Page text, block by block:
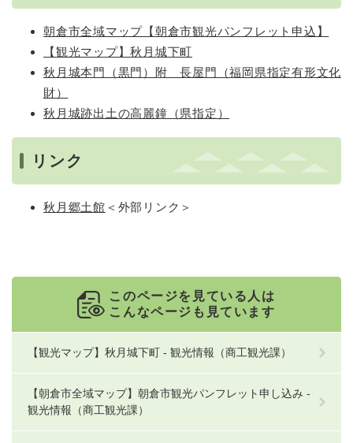
朝倉市全域マップ【朝倉市観光パンフレット申込】
【観光マップ】秋月城下町
秋月城本門（黒門）附 長屋門（福岡県指定有形文化
財）
秋月城跡出土の高麗鐘（県指定）
リンク
秋月郷土館 ＜外部リンク＞
このページを見ている人は
こんなページも見ています
【観光マップ】秋月城下町 - 観光情報（商工観光課）
【朝倉市全域マップ】朝倉市観光パンフレット申し込み -
観光情報（商工観光課）